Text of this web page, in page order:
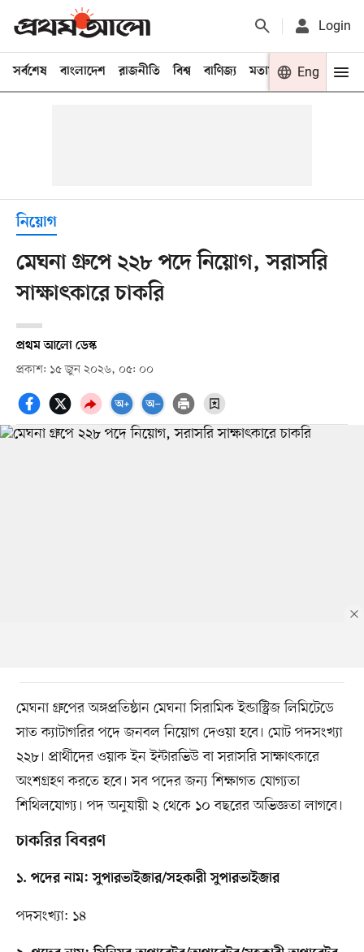
Login
সর্বশেষ বাংলাদেশ রাজনীতি বিশ্ব বাণিজ্য মতামত খেলা
Eng
নিয়োগ
মেঘনা গ্রুপে ২২৮ পদে নিয়োগ, সরাসরি
সাক্ষাৎকারে চাকরি
প্রথম আলো ডেস্ক
প্রকাশ: ১৫ জুন ২০২৬, ০৫: ০০
মেঘনা গ্রুপের অঙ্গপ্রতিষ্ঠান মেঘনা সিরামিক ইন্ডাস্ট্রিজ লিমিটেডে
সাত ক্যাটাগরির পদে জনবল নিয়োগ দেওয়া হবে। মোট পদসংখ্যা
২২৮। প্রার্থীদের ওয়াক ইন ইন্টারভিউ বা সরাসরি সাক্ষাৎকারে
অংশগ্রহণ করতে হবে। সব পদের জন্য শিক্ষাগত যোগ্যতা
শিথিলযোগ্য। পদ অনুযায়ী ২ থেকে ১০ বছরের অভিজ্ঞতা লাগবে।
চাকরির বিবরণ
১. পদের নাম: সুপারভাইজার/সহকারী সুপারভাইজার
পদসংখ্যা: ১৪